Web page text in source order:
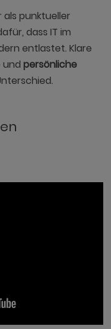
punktueller
dass IT im
entlastet. Klare
und persönliche